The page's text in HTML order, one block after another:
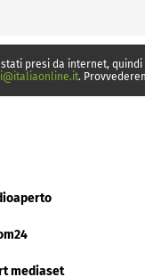
presi da internet,
.
mediaset